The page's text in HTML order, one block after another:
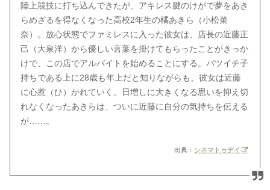
陸上競技に打ち込んできたが、アキレス腱のけがで夢をあき
らめざるを得なくなった高校2年生の橘あきら（小松菜
奈）。放心状態でファミレスに入った彼女は、店長の近藤正
己（大泉洋）から優しい言葉を掛けてもらったことがきっか
けで、この店でアルバイトを始めることにする。バツイチ子
持ちである上に28歳も年上だと知りながらも、彼女は近藤
に心惹（ひ）かれていく。日増しに大きくなる思いを抑え切
れなくなったあきらは、ついに近藤に自分の気持ちを伝える
が……。
出典： シネマトゥデイ